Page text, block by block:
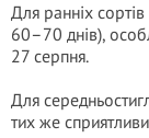
Для ранніх
60–70 днів),
27 серпня.
Для
тих же